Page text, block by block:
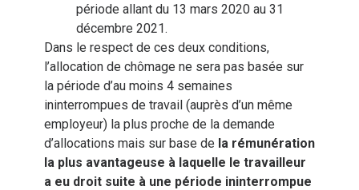
période allant du 13 mars 2020 au 31
décembre 2021.
Dans le respect de ces deux conditions,
l’allocation de chômage ne sera pas basée sur
la période d’au moins 4 semaines
ininterrompues de travail (auprès d’un même
employeur) la plus proche de la demande
d’allocations mais sur base de la rémunération
la plus avantageuse à laquelle le travailleur
a eu droit suite à une période ininterrompue